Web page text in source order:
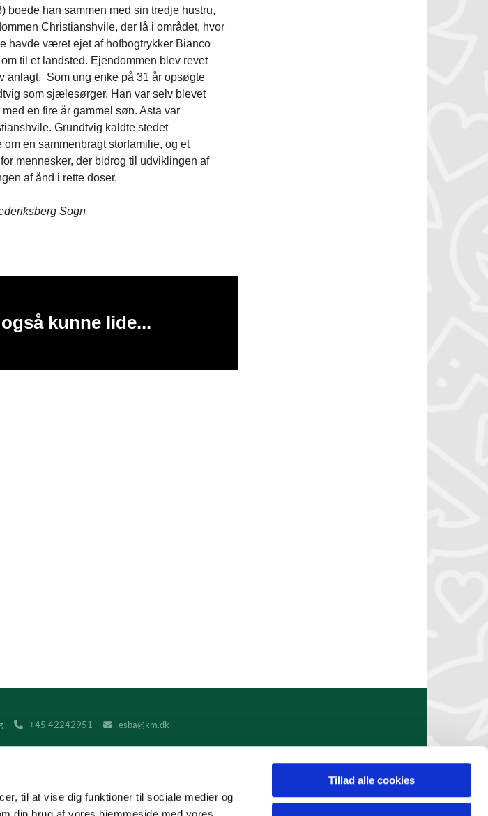
til at vise dig funktioner til sociale medier og
Tillad alle cookies
boede han sammen med sin tredje hustru,
Christianshvile, der lå i området, hvor
havde været ejet af hofbogtrykker Bianco
til et landsted. Ejendommen blev revet
anlagt. Som ung enke på 31 år opsøgte
som sjælesørger. Han var selv blevet
en fire år gammel søn. Asta var
Grundtvig kaldte stedet
om en sammenbragt storfamilie, og et
mennesker, der bidrog til udviklingen af
af ånd i rette doser.
Sogn
kunne lide...
+45 42242951 esba@km.dk